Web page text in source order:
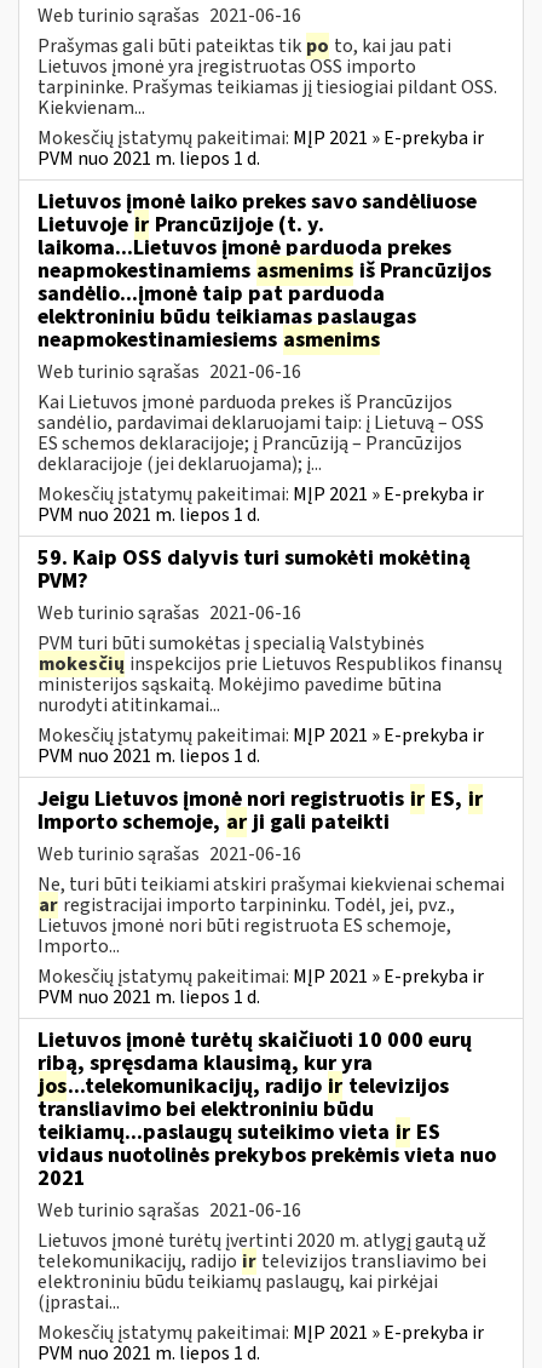
Web turinio sąrašas 2021-06-16
Prašymas gali būti pateiktas tik po to, kai jau pati
Lietuvos įmonė yra įregistruotas OSS importo
tarpininke. Prašymas teikiamas jį tiesiogiai pildant OSS.
Kiekvienam...
Mokesčių įstatymų pakeitimai: MĮP 2021 » E-prekyba ir
PVM nuo 2021 m. liepos 1 d.
Lietuvos įmonė laiko prekes savo sandėliuose
Lietuvoje ir Prancūzijoje (t. y.
laikoma...Lietuvos įmonė parduoda prekes
neapmokestinamiems asmenims iš Prancūzijos
sandėlio...įmonė taip pat parduoda
elektroniniu būdu teikiamas paslaugas
neapmokestinamiesiems asmenims
Web turinio sąrašas 2021-06-16
Kai Lietuvos įmonė parduoda prekes iš Prancūzijos
sandėlio, pardavimai deklaruojami taip: į Lietuvą – OSS
ES schemos deklaracijoje; į Prancūziją – Prancūzijos
deklaracijoje (jei deklaruojama); į...
Mokesčių įstatymų pakeitimai: MĮP 2021 » E-prekyba ir
PVM nuo 2021 m. liepos 1 d.
59. Kaip OSS dalyvis turi sumokėti mokėtiną
PVM?
Web turinio sąrašas 2021-06-16
PVM turi būti sumokėtas į specialią Valstybinės
mokesčių inspekcijos prie Lietuvos Respublikos finansų
ministerijos sąskaitą. Mokėjimo pavedime būtina
nurodyti atitinkamai...
Mokesčių įstatymų pakeitimai: MĮP 2021 » E-prekyba ir
PVM nuo 2021 m. liepos 1 d.
Jeigu Lietuvos įmonė nori registruotis ir ES, ir
Importo schemoje, arji gali pateikti
Web turinio sąrašas 2021-06-16
Ne, turi būti teikiami atskiri prašymai kiekvienai schemai
ar registracijai importo tarpininku. Todėl, jei, pvz.,
Lietuvos įmonė nori būti registruota ES schemoje,
Importo...
Mokesčių įstatymų pakeitimai: MĮP 2021 » E-prekyba ir
PVM nuo 2021 m. liepos 1 d.
Lietuvos įmonė turėtų skaičiuoti 10 000 eurų
ribą, spręsdama klausimą, kur yra
jos...telekomunikacijų, radijo ir televizijos
transliavimo bei elektroniniu būdu
teikiamų...paslaugų suteikimo vieta ir ES
vidaus nuotolinės prekybos prekėmis vieta nuo
2021
Web turinio sąrašas 2021-06-16
Lietuvos įmonė turėtų įvertinti 2020 m. atlygį gautą už
telekomunikacijų, radijo ir televizijos transliavimo bei
elektroniniu būdu teikiamų paslaugų, kai pirkėjai
(įprastai...
Mokesčių įstatymų pakeitimai: MĮP 2021 » E-prekyba ir
PVM nuo 2021 m. liepos 1 d.